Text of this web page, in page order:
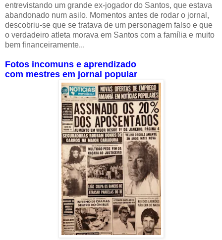
entrevistando um grande ex-jogador do Santos, que estava
abandonado num asilo. Momentos antes de rodar o jornal,
descobriu-se que se tratava de um personagem falso e que
o verdadeiro atleta morava em Santos com a família e muito
bem financeiramente...
Fotos incomuns e aprendizado
com mestres em jornal popular